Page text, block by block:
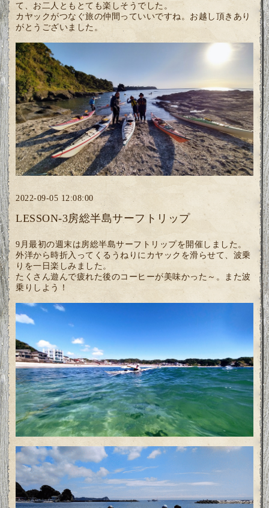
て、お二人ともとても楽しそうでした。
カヤックがつなぐ旅の仲間っていいですね。お越し頂きあり
がとうございました。
2022-09-05 12:08:00
LESSON-3房総半島サーフトリップ
9月最初の週末は房総半島サーフトリップを開催しました。
外洋から時折入ってくるうねりにカヤックを滑らせて、波乗
りを一日楽しみました。
たくさん遊んで疲れた後のコーヒーが美味かった～。また波
乗りしよう！